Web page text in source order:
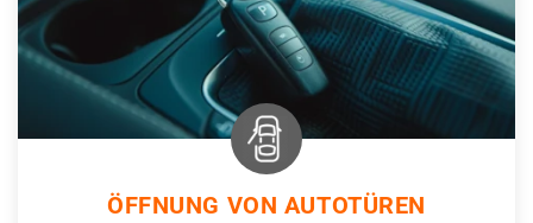
ÖFFNUNG VON AUTOTÜREN